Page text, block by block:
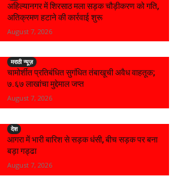
अहिल्यानगर में शिरसाठ मला सड़क चौड़ीकरण को गति,
अतिक्रमण हटाने की कार्रवाई शुरू
August 7, 2026
मराठी न्यूज़
चामोर्शीत प्रतिबंधित सुगंधित तंबाखूची अवैध वाहतूक;
₹७.६७ लाखांचा मुद्देमाल जप्त
August 7, 2026
देश
आगरा में भारी बारिश से सड़क धंसी, बीच सड़क पर बना
बड़ा गड्ढा
August 7, 2026